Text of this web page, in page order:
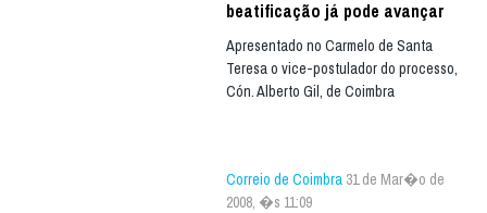
beatificação já pode avançar
Apresentado no Carmelo de Santa
Teresa o vice-postulador do processo,
Cón. Alberto Gil, de Coimbra
Correio de Coimbra 31 de Mar�o de
2008, �s 11:09